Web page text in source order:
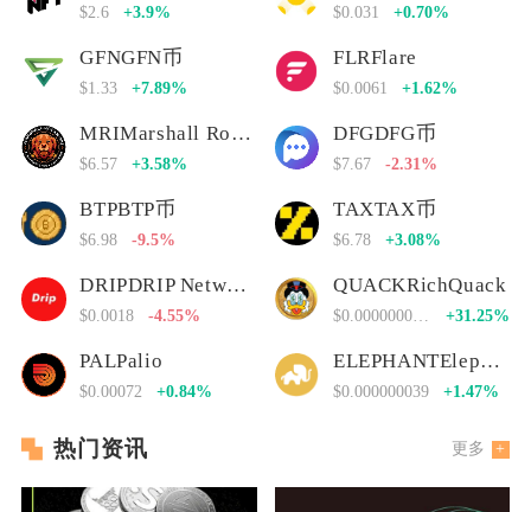
$2.6 +3.9% $0.031 +0.70%
GFNGFN币
$1.33 +7.89%
FLRFlare
$0.0061 +1.62%
MRIMarshall Rogan Inu
$6.57 +3.58%
DFGDFG币
$7.67 -2.31%
BTPBTP币
$6.98 -9.5%
TAXTAX币
$6.78 +3.08%
DRIPDRIP Network
$0.0018 -4.55%
QUACKRichQuack
+31.25%
PALPalio
$0.00072 +0.84%
ELEPHANTElephant Money
$0.000000039 +1.47%
热门资讯 更多